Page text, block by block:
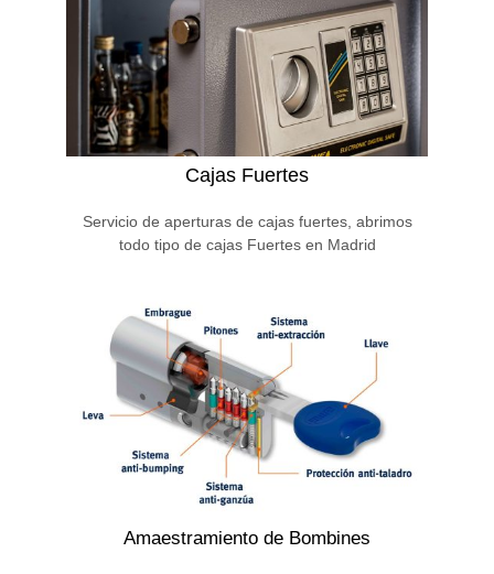
Cajas Fuertes
Servicio de aperturas de cajas fuertes, abrimos
todo tipo de cajas Fuertes en Madrid
Amaestramiento de Bombines